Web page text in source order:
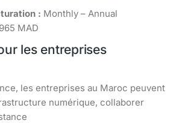
: Monthly – Annual
MAD
les entreprises
les entreprises au Maroc peuvent
numérique, collaborer